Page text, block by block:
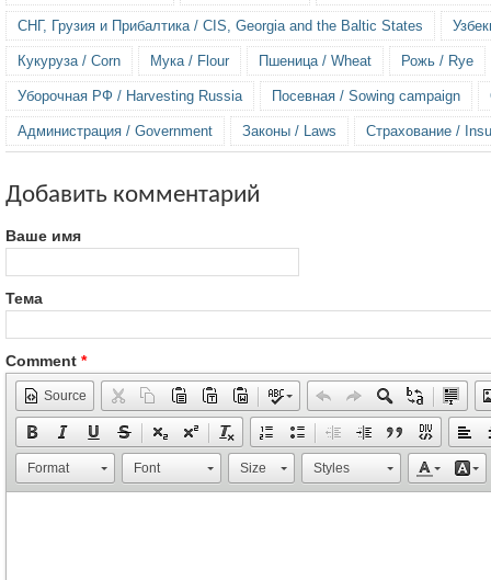
СНГ, Грузия и Прибалтика / CIS, Georgia and the Baltic States
Кукуруза / Corn Мука / Flour Пшеница / Wheat Рожь / Rye
Уборочная РФ / Harvesting Russia Посевная / Sowing campaign
Администрация / Government Законы / Laws Страхование /
Добавить комментарий
Ваше имя
Тема
Comment *
Source
Format Font Size Styles